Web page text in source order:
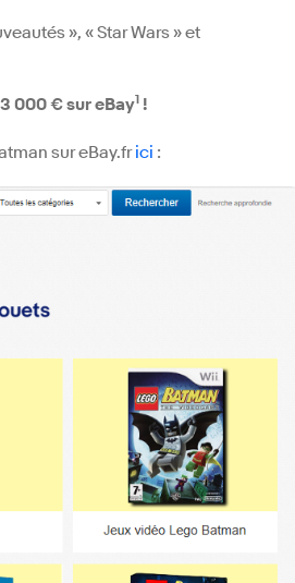
», « Star Wars » et
000 € sur eBay1!
sur eBay.frici :